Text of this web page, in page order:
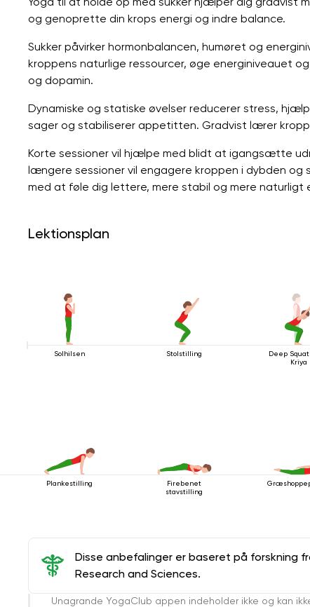
og genoprette din krops energi og indre balance.
Sukker påvirker hormonbalancen, humøret og
kroppens naturlige ressourcer, øge energiniveauet
og dopamin.
Dynamiske og statiske øvelser reducerer stress,
sager og stabiliserer appetitten. Gradvist lærer
Korte sessioner vil hjælpe med blidt at igangsætte
længere sessioner vil engagere kroppen i dybden
med at føle dig lettere, mere stabil og mere naturligt
Lektionsplan
Solhilsen Stolstilling
Deep
Kriya
Plankestilling
Firebenet
stavstilling
Disse anbefalinger er baseret på forskning
Research and Sciences.
Unagrande YogaClub appen indeholder ikke og kan